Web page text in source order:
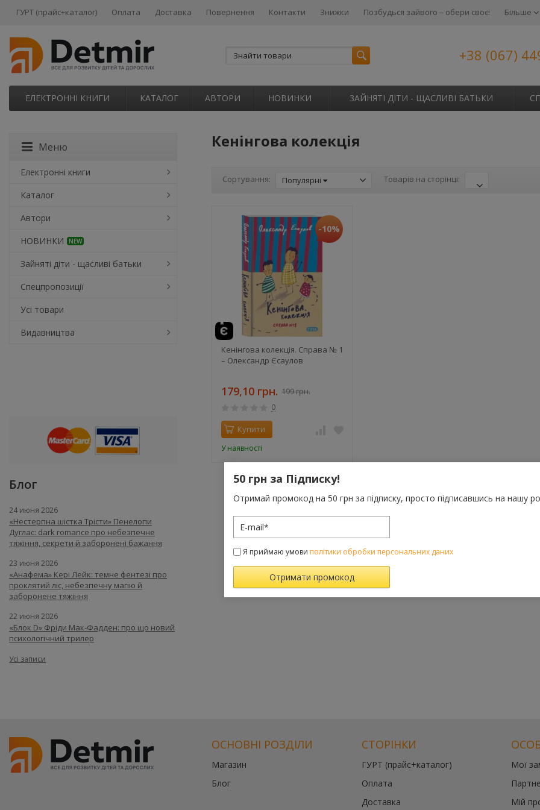
ГУРТ (прайс+каталог) Оплата Доставка Повернення Контакти Знижки Позбудься зайвого – обери своє! Більше
+38 (067)
ЕЛЕКТРОННІ КНИГИ КАТАЛОГ АВТОРИ НОВИНКИ ЗАЙНЯТІ ДІТИ - ЩАСЛИВІ БАТЬКИ
Кенінгова колекція
Сортування: Популярні Товарів на сторінці:
-10%
Кенінгова колекція. Справа № 1
– Олександр Єсаулов
179,10 грн. 199 грн.
0
Купити
У наявності
Меню
Електронні книги
Каталог
Автори
НОВИНКИ
NEW
Зайняті діти - щасливі батьки
Спецпропозиції
Усі товари
Видавництва
Блог
24 июня 2026
«Нестерпна шістка Трісти» Пенелопи
Дуглас: dark romance про небезпечне
тяжіння, секрети й заборонені бажання
23 июня 2026
«Анафема» Кері Лейк: темне фентезі про
проклятий ліс, небезпечну магію й
заборонене тяжіння
22 июня 2026
«Блок D» Фріди Мак-Фадден: про що новий
психологічний трилер
Усі записи
ОСНОВНІ РОЗДІЛИ
Магазин
Блог
СТОРІНКИ
ГУРТ (прайс+каталог)
Оплата
Доставка
Мої
Мій
50 грн за Підписку!
Отримай промокод на 50 грн за підписку, просто підписавшись на нашу
Я приймаю умови політики обробки персональних даних